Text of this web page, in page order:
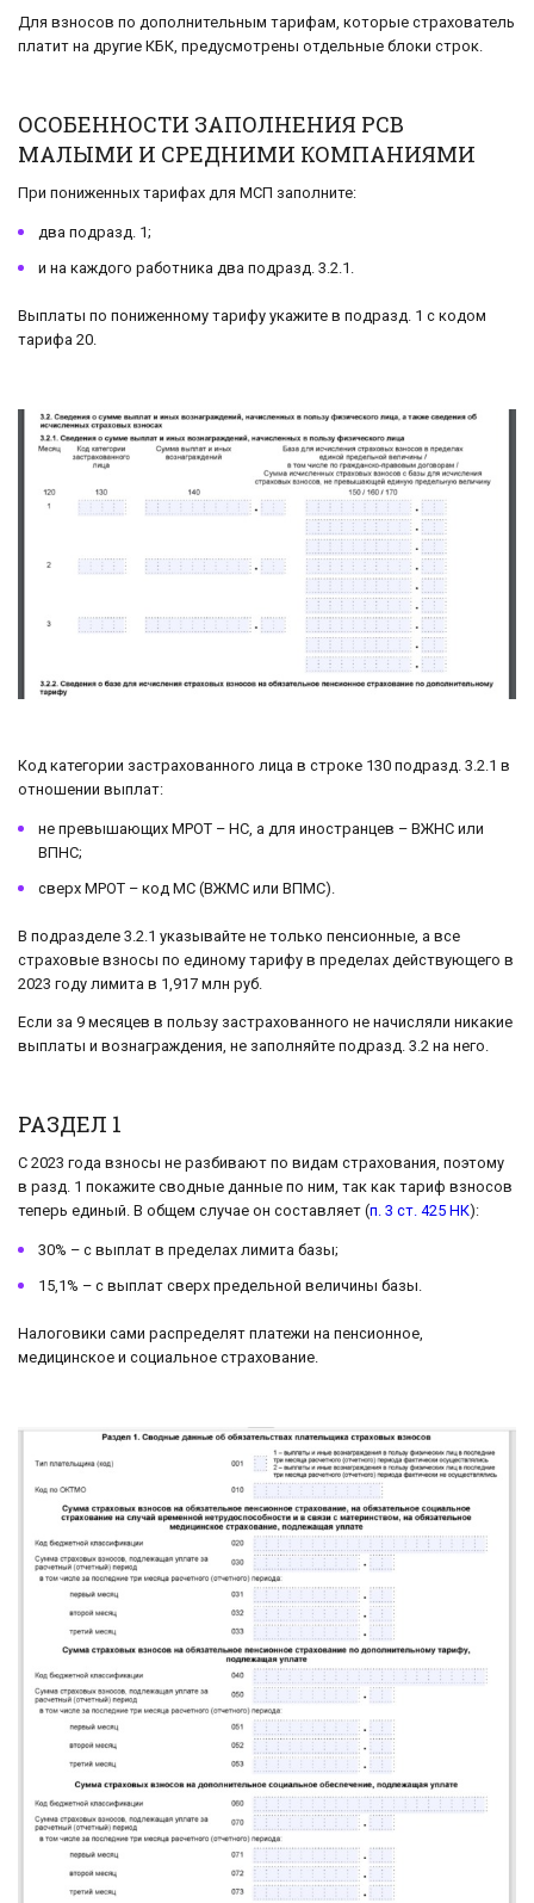
Для взносов по дополнительным тарифам, которые страхователь
платит на другие КБК, предусмотрены отдельные блоки строк.
ОСОБЕННОСТИ ЗАПОЛНЕНИЯ РСВ
МАЛЫМИ И СРЕДНИМИ КОМПАНИЯМИ
При пониженных тарифах для МСП заполните:
два подразд. 1;
и на каждого работника два подразд. 3.2.1.
Выплаты по пониженному тарифу укажите в подразд. 1 с кодом
тарифа 20.
Код категории застрахованного лица в строке 130 подразд. 3.2.1 в
отношении выплат:
не превышающих МРОТ – НС, а для иностранцев – ВЖНС или
ВПНС;
сверх МРОТ – код МС (ВЖМС или ВПМС).
В подразделе 3.2.1 указывайте не только пенсионные, а все
страховые взносы по единому тарифу в пределах действующего в
2023 году лимита в 1,917 млн руб.
Если за 9 месяцев в пользу застрахованного не начисляли никакие
выплаты и вознаграждения, не заполняйте подразд. 3.2 на него.
РАЗДЕЛ 1
С 2023 года взносы не разбивают по видам страхования, поэтому
в разд. 1 покажите сводные данные по ним, так как тариф взносов
теперь единый. В общем случае он составляет (п. 3 ст. 425 НК):
30% – с выплат в пределах лимита базы;
15,1% – с выплат сверх предельной величины базы.
Налоговики сами распределят платежи на пенсионное,
медицинское и социальное страхование.